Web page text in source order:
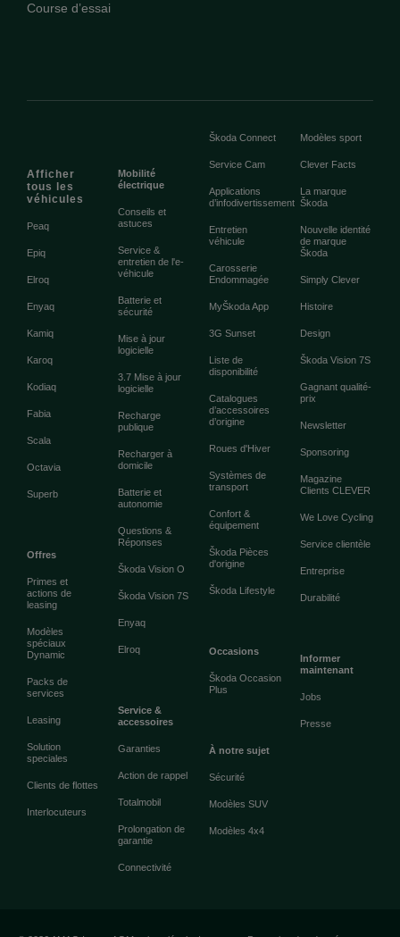
Course d’essai
Afficher
tous les
véhicules
Peaq
Epiq
Elroq
Enyaq
Kamiq
Karoq
Kodiaq
Fabia
Scala
Octavia
Superb
Offres
Primes et
actions de
leasing
Modèles
spéciaux
Dynamic
Packs de
services
Leasing
Solution
speciales
Clients de flottes
Interlocuteurs
Mobilité
électrique
Conseils et
astuces
Service &
entretien de l'e-
véhicule
Batterie et
sécurité
Mise à jour
logicielle
3.7 Mise à jour
logicielle
Recharge
publique
Recharger à
domicile
Batterie et
autonomie
Questions &
Réponses
Škoda Vision O
Škoda Vision 7S
Enyaq
Elroq
Service &
accessoires
Garanties
Action de rappel
Totalmobil
Prolongation de
garantie
Connectivité
Škoda Connect
Service Cam
Applications
d’infodivertissement
Entretien
véhicule
Carosserie
Endommagée
MyŠkoda App
3G Sunset
Liste de
disponibilité
Catalogues
d’accessoires
d’origine
Roues d'Hiver
Systèmes de
transport
Confort &
équipement
Škoda Pièces
d'origine
Škoda Lifestyle
Occasions
Škoda Occasion
Plus
À notre sujet
Sécurité
Modèles SUV
Modèles 4x4
Modèles sport
Clever Facts
La marque
Škoda
Nouvelle identité
de marque
Škoda
Simply Clever
Histoire
Design
Škoda Vision 7S
Gagnant qualité-
prix
Newsletter
Sponsoring
Magazine
Clients CLEVER
We Love Cycling
Service clientèle
Entreprise
Durabilité
Informer
maintenant
Jobs
Presse